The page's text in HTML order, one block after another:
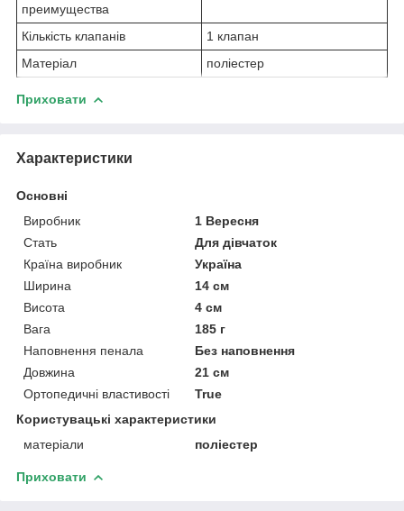
преимущества
Кількість клапанів
1 клапан
Матеріал
поліестер
Приховати
Характеристики
Основні
Виробник
1 Вересня
Стать
Для дівчаток
Країна виробник
Україна
Ширина
14 см
Висота
4 см
Вага
185 г
Наповнення пенала
Без наповнення
Довжина
21 см
Ортопедичні властивості
True
Користувацькі характеристики
матеріали
поліестер
Приховати